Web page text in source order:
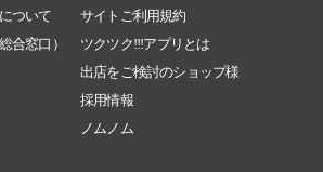
ついて
サイトご利用規約
合窓口）
ツクツク!!!アプリとは
出店をご検討のショップ様
採用情報
ノムノム